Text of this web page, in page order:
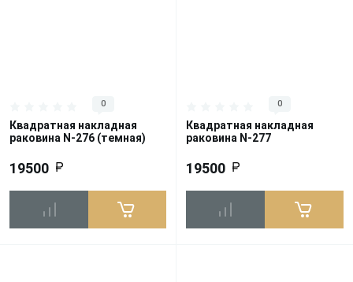
0
Квадратная накладная
раковина N-276 (темная)
19500
0
Квадратная накладная
раковина N-277
19500